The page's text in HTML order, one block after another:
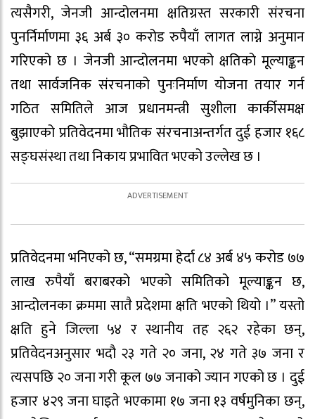
त्यसैगरी, जेनजी आन्दोलनमा क्षतिग्रस्त सरकारी संरचना
पुनर्निर्माणमा ३६ अर्ब ३० करोड रुपैयाँ लागत लाग्ने अनुमान
गरिएको छ । जेनजी आन्दोलनमा भएको क्षतिको मूल्याङ्कन
तथा सार्वजनिक संरचनाको पुनःनिर्माण योजना तयार गर्न
गठित समितिले आज प्रधानमन्त्री सुशीला कार्कीसमक्ष
बुझाएको प्रतिवेदनमा भौतिक संरचनाअन्तर्गत दुई हजार १६८
सङ्घसंस्था तथा निकाय प्रभावित भएको उल्लेख छ ।
प्रतिवेदनमा भनिएको छ, “समग्रमा हेर्दा ८४ अर्ब ४५ करोड ७७
लाख रुपैयाँ बराबरको भएको समितिको मूल्याङ्कन छ,
आन्दोलनका क्रममा सातै प्रदेशमा क्षति भएको थियो ।” यस्तो
क्षति हुने जिल्ला ५४ र स्थानीय तह २६२ रहेका छन्,
प्रतिवेदनअनुसार भदौ २३ गते २० जना, २४ गते ३७ जना र
त्यसपछि २० जना गरी कूल ७७ जनाको ज्यान गएको छ । दुई
हजार ४२९ जना घाइते भएकामा १७ जना १३ वर्षमुनिका छन्,